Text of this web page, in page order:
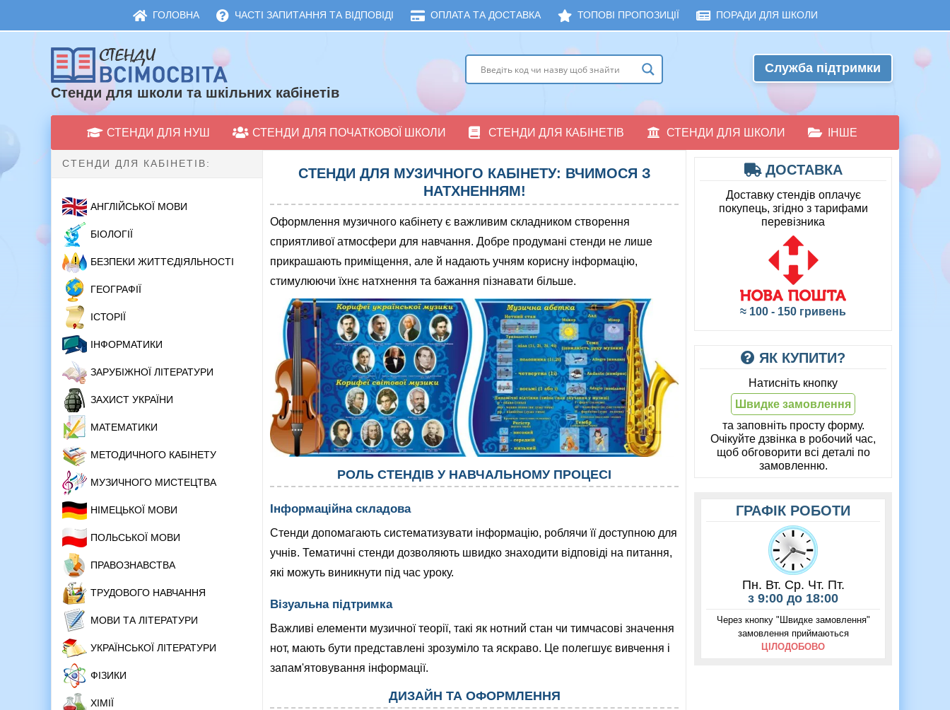
ГОЛОВНА ЧАСТІ ЗАПИТАННЯ ТА ВІДПОВІДІ ОПЛАТА ТА ДОСТАВКА ТОПОВІ ПРОПОЗИЦІЇ ПОРАДИ ДЛЯ ШКОЛИ
Стенди для школи та шкільних кабінетів
Служба підтримки
СТЕНДИ ДЛЯ НУШ СТЕНДИ ДЛЯ ПОЧАТКОВОЇ ШКОЛИ СТЕНДИ ДЛЯ КАБІНЕТІВ СТЕНДИ ДЛЯ ШКОЛИ ІНШЕ
СТЕНДИ ДЛЯ КАБІНЕТІВ:
АНГЛІЙСЬКОЇ МОВИ
БІОЛОГІЇ
БЕЗПЕКИ ЖИТТЄДІЯЛЬНОСТІ
ГЕОГРАФІЇ
ІСТОРІЇ
ІНФОРМАТИКИ
ЗАРУБІЖНОЇ ЛІТЕРАТУРИ
ЗАХИСТ УКРАЇНИ
МАТЕМАТИКИ
МЕТОДИЧНОГО КАБІНЕТУ
МУЗИЧНОГО МИСТЕЦТВА
НІМЕЦЬКОЇ МОВИ
ПОЛЬСЬКОЇ МОВИ
ПРАВОЗНАВСТВА
ТРУДОВОГО НАВЧАННЯ
МОВИ ТА ЛІТЕРАТУРИ
УКРАЇНСЬКОЇ ЛІТЕРАТУРИ
ФІЗИКИ
ХІМІЇ
СТЕНДИ ДЛЯ МУЗИЧНОГО КАБІНЕТУ: ВЧИМОСЯ З
НАТХНЕННЯМ!
Оформлення музичного кабінету є важливим складником створення
сприятливої атмосфери для навчання. Добре продумані стенди не лише
прикрашають приміщення, але й надають учням корисну інформацію,
стимулюючи їхнє натхнення та бажання пізнавати більше.
РОЛЬ СТЕНДІВ У НАВЧАЛЬНОМУ ПРОЦЕСІ
Інформаційна складова
Стенди допомагають систематизувати інформацію, роблячи її доступною для
учнів. Тематичні стенди дозволяють швидко знаходити відповіді на питання,
які можуть виникнути під час уроку.
Візуальна підтримка
Важливі елементи музичної теорії, такі як нотний стан чи тимчасові значення
нот, мають бути представлені зрозуміло та яскраво. Це полегшує вивчення і
запам'ятовування інформації.
ДИЗАЙН ТА ОФОРМЛЕННЯ
ДОСТАВКА
Доставку стендів оплачує
покупець, згідно з тарифами
перевізника
≈ 100 - 150 гривень
ЯК КУПИТИ?
Натисніть кнопку
Швидке замовлення
та заповніть просту форму.
Очікуйте дзвінка в робочий час,
щоб обговорити всі деталі по
замовленню.
ГРАФІК РОБОТИ
Пн. Вт. Ср. Чт. Пт.
з 9:00 до 18:00
Через кнопку "Швидке замовлення"
замовлення приймаються
ЦІЛОДОБОВО